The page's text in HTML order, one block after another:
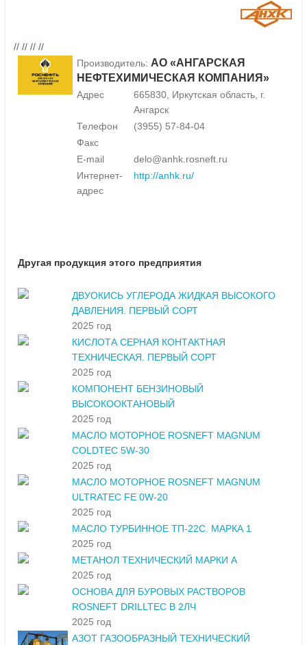
// // // //
Производитель: АО «АНГАРСКАЯ
НЕФТЕХИМИЧЕСКАЯ КОМПАНИЯ»
Адрес
665830, Иркутская область, г.
Ангарск
Телефон
(3955) 57-84-04
Факс
E-mail
delo@anhk.rosneft.ru
Интернет-
адрес
http://anhk.ru/
Другая продукция этого предприятия
ДВУОКИСЬ УГЛЕРОДА ЖИДКАЯ ВЫСОКОГО
ДАВЛЕНИЯ. ПЕРВЫЙ СОРТ
2025 год
КИСЛОТА СЕРНАЯ КОНТАКТНАЯ
ТЕХНИЧЕСКАЯ. ПЕРВЫЙ СОРТ
2025 год
КОМПОНЕНТ БЕНЗИНОВЫЙ
ВЫСОКООКТАНОВЫЙ
2025 год
МАСЛО МОТОРНОЕ ROSNEFT MAGNUM
COLDTEC 5W-30
2025 год
МАСЛО МОТОРНОЕ ROSNEFT MAGNUM
ULTRATEC FE 0W-20
2025 год
МАСЛО ТУРБИННОЕ ТП-22С. МАРКА 1
2025 год
МЕТАНОЛ ТЕХНИЧЕСКИЙ МАРКИ А
2025 год
ОСНОВА ДЛЯ БУРОВЫХ РАСТВОРОВ
ROSNEFT DRILLTEC В 2ЛЧ
2025 год
АЗОТ ГАЗООБРАЗНЫЙ ТЕХНИЧЕСКИЙ